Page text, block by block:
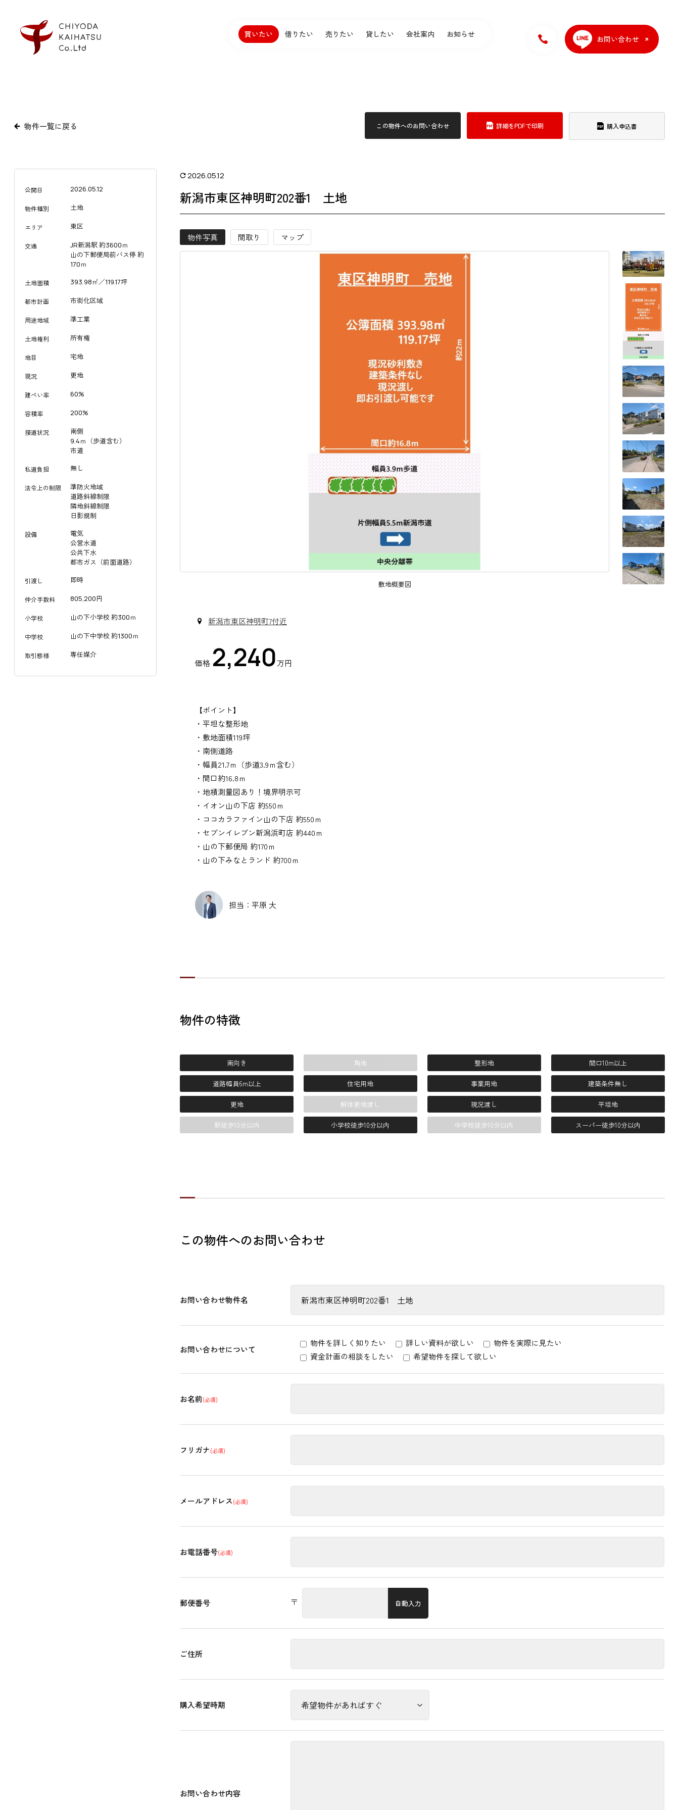
買いたい 借りたい 売りたい 貸したい 会社案内 お知らせ お問い合わせ
物件一覧に戻る この物件へのお問い合わせ 詳細をPDFで印刷 購入申込書
2026.05.12
新潟市東区神明町202番1 土地
物件写真 間取り マップ
敷地概要図
新潟市東区神明町7付近
価格 2,240万円
【ポイント】
・平坦な整形地
・敷地面積119坪
・南側道路
・幅員21.7ｍ（歩道3.9ｍ含む）
・間口約16.8ｍ
・地積測量図あり！境界明示可
・イオン山の下店 約550ｍ
・ココカラファイン山の下店 約550ｍ
・セブンイレブン新潟浜町店 約440ｍ
・山の下郵便局 約170ｍ
・山の下みなとランド 約700ｍ
担当：平原 大
物件の特徴
南向き 角地 整形地 間口10m以上
道路幅員6m以上 住宅用地 事業用地 建築条件無し
更地 解体更地渡し 現況渡し 平坦地
駅徒歩10分以内 小学校徒歩10分以内 中学校徒歩10分以内 スーパー徒歩10分以内
この物件へのお問い合わせ
お問い合わせ物件名
お問い合わせについて
物件を詳しく知りたい 詳しい資料が欲しい
物件を実際に見たい
資金計画の相談をしたい
希望物件を探して欲しい
お名前(必須)
フリガナ(必須)
メールアドレス(必須)
お電話番号(必須)
郵便番号 〒 自動入力
ご住所
購入希望時期
お問い合わせ内容
公開日 2026.05.12
物件種別 土地
エリア 東区
交通
JR新潟駅 約3600ｍ
山の下郵便局前バス停 約
170ｍ
土地面積 393.98㎡／119.17坪
都市計画 市街化区域
用途地域 準工業
土地権利 所有権
地目 宅地
現況 更地
建ぺい率 60%
容積率 200%
接道状況
南側
9.4ｍ（歩道含む）
市道
私道負担 無し
法令上の制限
準防火地域
道路斜線制限
隣地斜線制限
日影規制
設備
電気
公営水道
公共下水
都市ガス（前面道路）
引渡し 即時
仲介手数料 805,200円
小学校 山の下小学校 約300ｍ
中学校 山の下中学校 約1300ｍ
取引態様 専任媒介